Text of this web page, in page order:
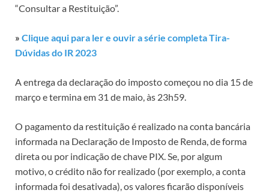
“Consultar a Restituição”.
» Clique aqui para ler e ouvir a série completa Tira-
Dúvidas do IR 2023
A entrega da declaração do imposto começou no dia 15 de
março e termina em 31 de maio, às 23h59.
O pagamento da restituição é realizado na conta bancária
informada na Declaração de Imposto de Renda, de forma
direta ou por indicação de chave PIX. Se, por algum
motivo, o crédito não for realizado (por exemplo, a conta
informada foi desativada), os valores ficarão disponíveis